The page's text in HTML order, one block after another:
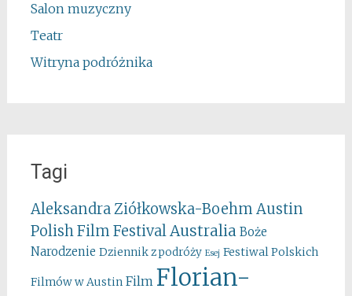
Salon muzyczny
Teatr
Witryna podróżnika
Tagi
Aleksandra Ziółkowska-Boehm Austin
Polish Film FestivalAustralia Boże
Narodzenie Dziennik z podróży Esej Festiwal Polskich
Filmów w Austin Film Florian-